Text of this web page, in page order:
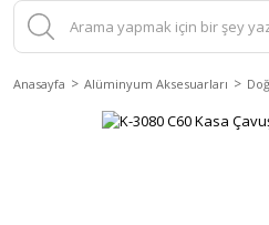
Anasayfa Alüminyum Aksesuarları